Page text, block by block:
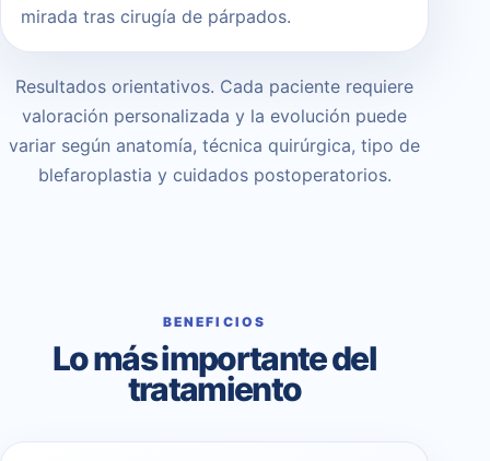
mirada tras cirugía de párpados.
Resultados orientativos. Cada paciente requiere
valoración personalizada y la evolución puede
variar según anatomía, técnica quirúrgica, tipo de
blefaroplastia y cuidados postoperatorios.
BENEFICIOS
Lo más importante del
tratamiento